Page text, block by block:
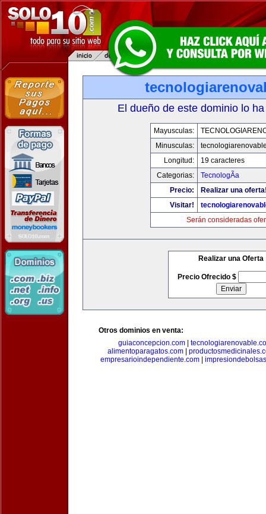
El dueño de este dominio lo
Mayusculas:
Minusculas:
Longitud:
19 caracteres
Categorias:
TecnologÃ­a
Precio:
Realizar una
Visitar!
Serán consideradas
Realizar una Oferta
Precio Ofrecido $
Otros dominios en venta:
guiaconcepcion.com|
alimentoparagatos.com
empresarioindependiente.com